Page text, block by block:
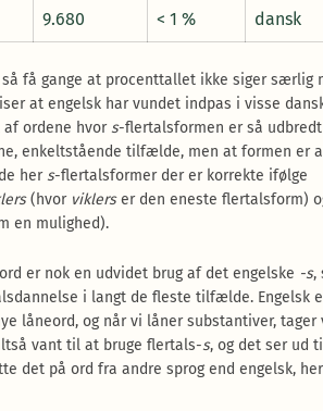
9.680 < 1 % dansk
få gange at procenttallet ikke siger særlig
at engelsk har vundet indpas i visse
af ordene hvors-flertalsformen er så
enkeltstående tilfælde, men at formen er
hers-flertalsformer der er korrekte ifølge
(hvor viklerser den eneste flertalsform)
en mulighed).
er nok en udvidet brug af det engelske -s,
i langt de fleste tilfælde. Engelsk
låneord, og når vi låner substantiver, tager
vant til at bruge flertals-s, og det ser ud
det på ord fra andre sprog end engelsk,